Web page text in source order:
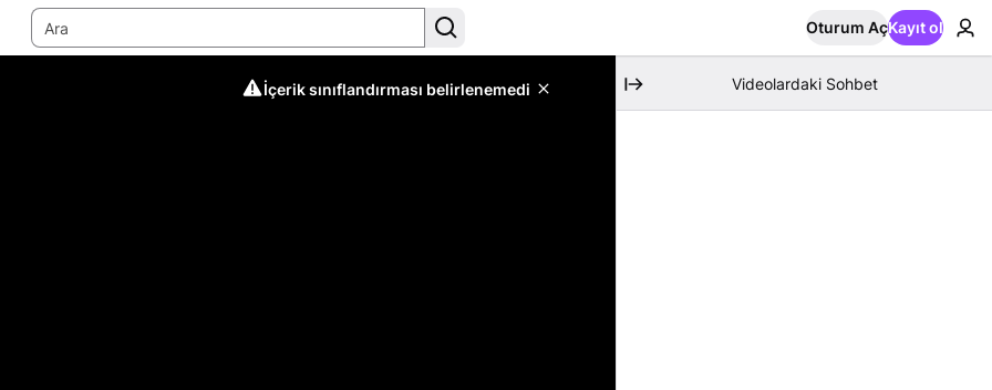
Oturum AçKayıt ol
İçerik sınıflandırması belirlenemedi Videolardaki Sohbet